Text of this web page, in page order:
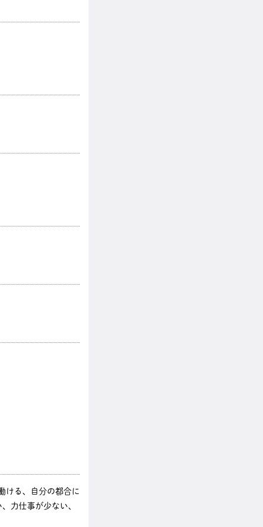
ける、自分の都合に
力仕事が少ない、